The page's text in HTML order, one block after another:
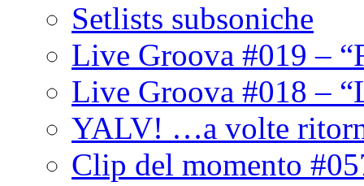
Setlists subsoniche
Live Groova #019 –
Live Groova #018 –
YALV! …a volte
Clip del momento